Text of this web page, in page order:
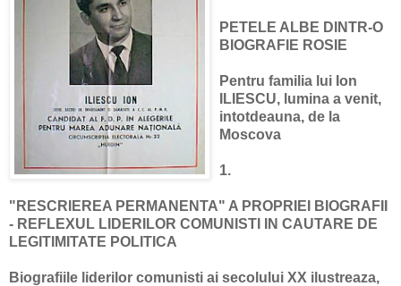
PETELE ALBE DINTR-O
BIOGRAFIE ROSIE
Pentru familia lui Ion
ILIESCU, lumina a venit,
intotdeauna, de la
Moscova
1.
"RESCRIEREA PERMANENTA" A PROPRIEI BIOGRAFII
- REFLEXUL LIDERILOR COMUNISTI IN CAUTARE DE
LEGITIMITATE POLITICA
Biografiile liderilor comunisti ai secolului XX ilustreaza,